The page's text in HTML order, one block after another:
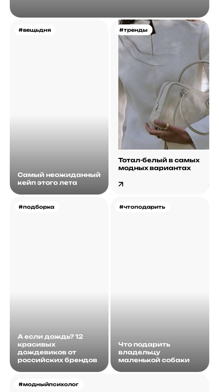
#вещьдня
Самый неожиданный
кейп этого лета
#тренды
Тотал-белый в самых
модных вариантах
#подборка
А если дождь? 12
красивых
дождевиков от
российских брендов
#модныйпсихолог
#чтоподарить
Что подарить
владельцу
маленькой собаки